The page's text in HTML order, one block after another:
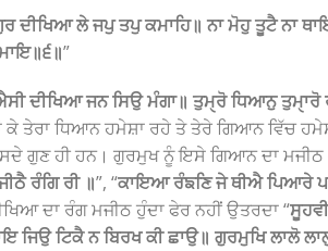
ਦੀਖਿਆ ਲੇ ਜਪੁ ਤਪੁ ਕਮਾਹਿ॥ ਨਾ ਮੋਹੁ ਤੂਟੈ ਨਾ
”
ਦੀਖਿਆ ਜਨ ਸਿਉ ਮੰਗਾ॥ ਤੁਮੑਰੋ ਧਿਆਨੁ ਤੁਮੑਾਰੋ
ਕੇ ਤੇਰਾ ਧਿਆਨ ਹਮੇਸ਼ਾ ਰਹੇ ਤੇ ਤੇਰੇ ਗਿਆਨ ਵਿੱਚ
ਗੁਣ ਹੀ ਹਨ। ਗੁਰਮੁਖ ਨੂੰ ਇਸੇ ਗਿਆਨ ਦਾ ਮਜੀਠ
ਰੰਗਿ ਰੀ ॥”, “ਕਾਇਆ ਰੰਙਣਿ ਜੇ ਥੀਐ ਪਿਆਰੇ
ਦਾ ਰੰਗ ਮਜੀਠ ਹੁੰਦਾ ਫੇਰ ਨਹੀਂ ਉਤਰਦਾ “
ਜਿਉ ਟਿਕੈ ਨ ਬਿਰਖ ਕੀ ਛਾਉ॥ ਗੁਰਮੁਖਿ ਲਾਲੋ